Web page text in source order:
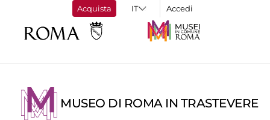
Acquista Accedi
MUSEO DI ROMA IN TRASTEVERE